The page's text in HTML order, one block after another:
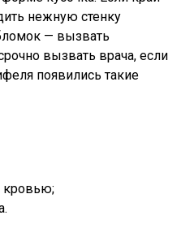
нежную стенку
— вызвать
вызвать врача, если
появились такие
кровью;